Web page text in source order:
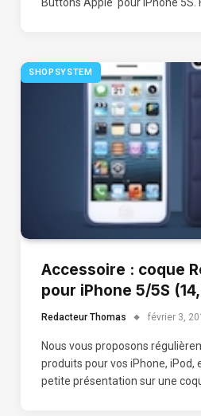
SHOPSYSTEM
Accessoire : coque
pour iPhone 5/5S
Redacteur Thomas février 3,
Nous vous proposons
produits pour vos iPhone, iPod,
petite présentation sur une